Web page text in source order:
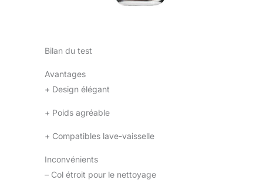
Bilan du test
Avantages
+ Design élégant
+ Poids agréable
+ Compatibles lave-vaisselle
Inconvénients
– Col étroit pour le nettoyage